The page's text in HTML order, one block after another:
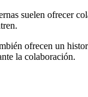
suelen ofrecer
ofrecen un
la colaboración.